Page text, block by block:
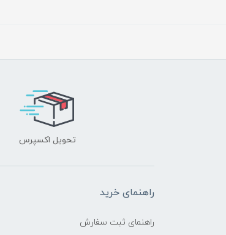
تحویل اکسپرس
راهنمای خرید
راهنمای ثبت سفارش